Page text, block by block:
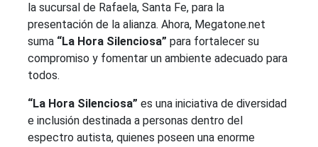
la sucursal de Rafaela, Santa Fe, para la
presentación de la alianza. Ahora, Megatone.net
suma “La Hora Silenciosa” para fortalecer su
compromiso y fomentar un ambiente adecuado para
todos.
“La Hora Silenciosa” es una iniciativa de diversidad
e inclusión destinada a personas dentro del
espectro autista, quienes poseen una enorme